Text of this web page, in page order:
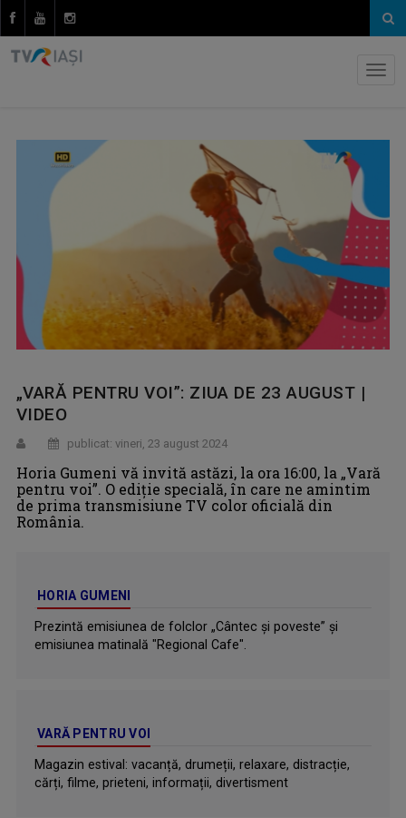
„VARĂ PENTRU VOI”: ZIUA DE 23 AUGUST |
VIDEO
publicat: vineri, 23 august 2024
Horia Gumeni vă invită astăzi, la ora 16:00, la „Vară
pentru voi”. O ediţie specială, în care ne amintim
de prima transmisiune TV color oficială din
România.
HORIA GUMENI
Prezintă emisiunea de folclor „Cântec și poveste” şi
emisiunea matinală "Regional Cafe".
VARĂ PENTRU VOI
Magazin estival: vacanță, drumeții, relaxare, distracție,
cărți, filme, prieteni, informații, divertisment